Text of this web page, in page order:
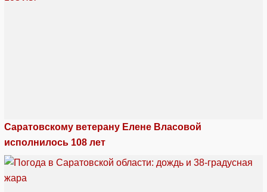
Саратовскому ветерану Елене Власовой
исполнилось 108 лет